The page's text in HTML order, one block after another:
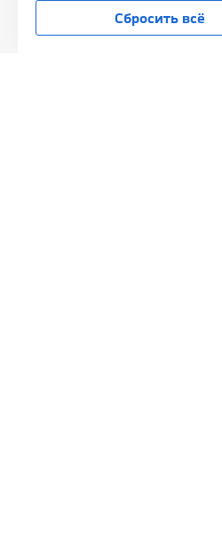
Сбросить всё